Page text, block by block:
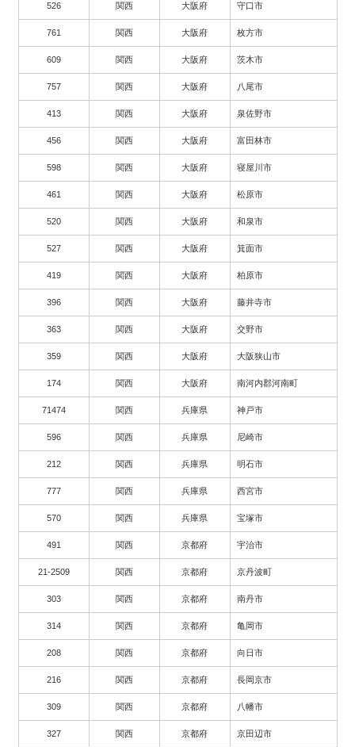
526 関西 大阪府 守口市
761 関西 大阪府 枚方市
609 関西 大阪府 茨木市
757 関西 大阪府 八尾市
413 関西 大阪府 泉佐野市
456 関西 大阪府 富田林市
598 関西 大阪府 寝屋川市
461 関西 大阪府 松原市
520 関西 大阪府 和泉市
527 関西 大阪府 箕面市
419 関西 大阪府 柏原市
396 関西 大阪府 藤井寺市
363 関西 大阪府 交野市
359 関西 大阪府 大阪狭山市
174 関西 大阪府 南河内郡河南町
71474 関西 兵庫県 神戸市
596 関西 兵庫県 尼崎市
212 関西 兵庫県 明石市
777 関西 兵庫県 西宮市
570 関西 兵庫県 宝塚市
491 関西 京都府 宇治市
21-2509 関西 京都府 京丹波町
303 関西 京都府 南丹市
314 関西 京都府 亀岡市
208 関西 京都府 向日市
216 関西 京都府 長岡京市
309 関西 京都府 八幡市
327 関西 京都府 京田辺市